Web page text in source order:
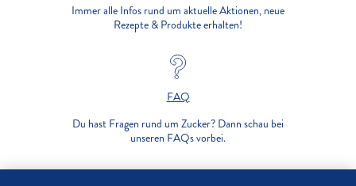
Immer alle Infos rund um aktuelle Aktionen, neue
Rezepte & Produkte erhalten!
FAQ
Du hast Fragen rund um Zucker? Dann schau bei
unseren FAQs vorbei.